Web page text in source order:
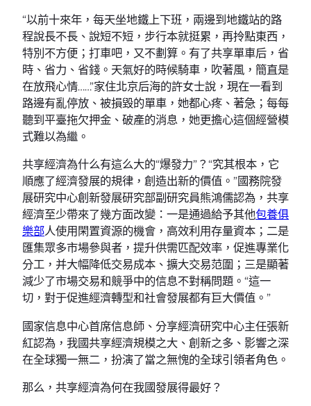
“以前十來年，每天坐地鐵上下班，兩邊到地鐵站的路
程說長不長、說短不短，步行本就挺累，再拎點東西，
特別不方便；打車吧，又不劃算。有了共享單車后，省
時、省力、省錢。天氣好的時候騎車，吹著風，簡直是
在放飛心情……”家住北京后海的許女士說，現在一看到
路邊有亂停放、被損毀的單車，她都心疼、著急；每每
聽到平臺拖欠押金、破產的消息，她更擔心這個經營模
式難以為繼。
共享經濟為什么有這么大的“爆發力”？“究其根本，它
順應了經濟發展的規律，創造出新的價值。”國務院發
展研究中心創新發展研究部副研究員熊鴻儒認為，共享
經濟至少帶來了幾方面改變：一是通過給予其他包養俱
樂部人使用閑置資源的機會，高效利用存量資本；二是
匯集眾多市場參與者，提升供需匹配效率，促進專業化
分工，并大幅降低交易成本、擴大交易范圍；三是顯著
減少了市場交易和競爭中的信息不對稱問題。“這一
切，對于促進經濟轉型和社會發展都有巨大價值。”
國家信息中心首席信息師、分享經濟研究中心主任張新
紅認為，我國共享經濟規模之大、創新之多、影響之深
在全球獨一無二，扮演了當之無愧的全球引領者角色。
那么，共享經濟為何在我國發展得最好？